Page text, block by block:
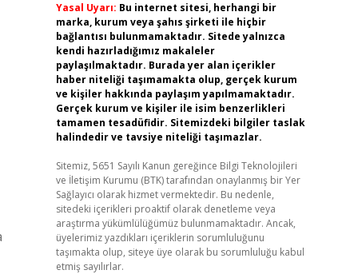
Yasal Uyarı: Bu internet sitesi, herhangi bir
marka, kurum veya şahıs şirketi ile hiçbir
bağlantısı bulunmamaktadır. Sitede yalnızca
kendi hazırladığımız makaleler
paylaşılmaktadır. Burada yer alan içerikler
haber niteliği taşımamakta olup, gerçek kurum
ve kişiler hakkında paylaşım yapılmamaktadır.
Gerçek kurum ve kişiler ile isim benzerlikleri
tamamen tesadüfidir. Sitemizdeki bilgiler taslak
halindedir ve tavsiye niteliği taşımazlar.
Sitemiz, 5651 Sayılı Kanun gereğince Bilgi Teknolojileri
ve İletişim Kurumu (BTK) tarafından onaylanmış bir Yer
Sağlayıcı olarak hizmet vermektedir. Bu nedenle,
sitedeki içerikleri proaktif olarak denetleme veya
araştırma yükümlülüğümüz bulunmamaktadır. Ancak,
üyelerimiz yazdıkları içeriklerin sorumluluğunu
taşımakta olup, siteye üye olarak bu sorumluluğu kabul
etmiş sayılırlar.